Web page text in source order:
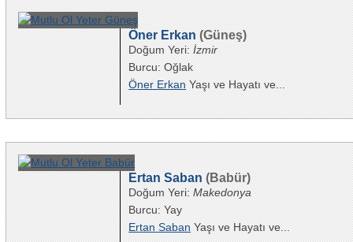
Öner Erkan (Güneş)
Doğum Yeri:İzmir
Burcu: Oğlak
Öner ErkanYaşı ve Hayatı ve...
Ertan Saban (Babür)
Doğum Yeri:Makedonya
Burcu: Yay
Ertan SabanYaşı ve Hayatı ve...